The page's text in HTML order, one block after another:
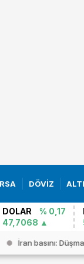
DÖVİZ
DOLAR
% 0,17
47,7068
İran basını: